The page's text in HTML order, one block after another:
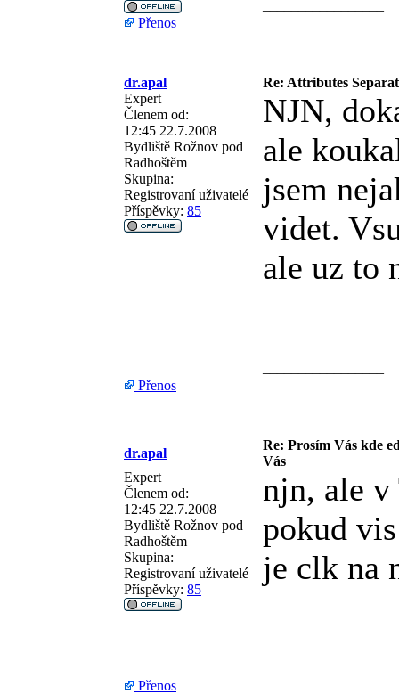
Přenos
dr.apal
Re: Attributes
Expert
Členem od:
12:45 22.7.2008
Bydliště Rožnov pod
Radhoštěm
Skupina:
Registrovaní uživatelé
Příspěvky: 85
NJN,
ale
jsem
videt.
ale uz to
Přenos
dr.apal
Re: Prosím Vás kde
Vás
Expert
Členem od:
12:45 22.7.2008
Bydliště Rožnov pod
Radhoštěm
Skupina:
Registrovaní uživatelé
Příspěvky: 85
njn, ale
pokud
je clk na
Přenos